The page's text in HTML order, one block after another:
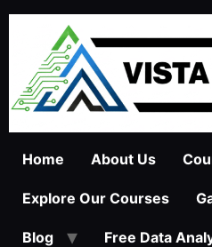
Skip
content
Home About Us
Explore Our Courses
Blog Free Data